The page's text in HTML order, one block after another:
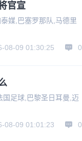
官宣
媒,巴塞罗那队,马德里
08-09 01:30:25
0
国足球,巴黎圣日耳曼,迈
08-09 01:01:23
0